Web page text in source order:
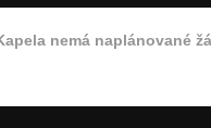
nemá naplánované